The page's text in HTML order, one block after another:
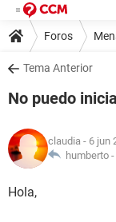
Foros
Tema Anterior
No puedo
claudia - 6 jun
humberto -
Hola,